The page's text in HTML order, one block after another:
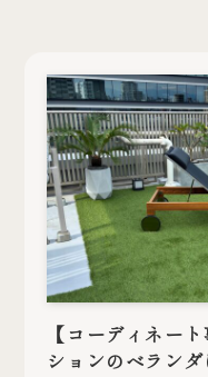
【コーディネー
ションのベラン